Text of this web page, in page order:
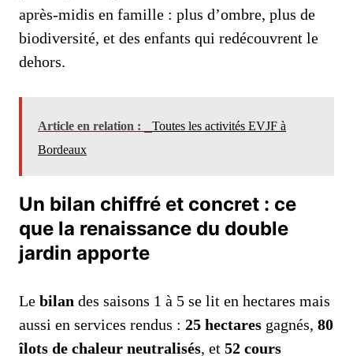
après-midis en famille : plus d’ombre, plus de
biodiversité, et des enfants qui redécouvrent le
dehors.
Article en relation :
Toutes les activités EVJF à
Bordeaux
Un bilan chiffré et concret : ce
que la renaissance du double
jardin apporte
Le bilan des saisons 1 à 5 se lit en hectares mais
aussi en services rendus : 25 hectares gagnés, 80
îlots de chaleur neutralisés, et 52 cours